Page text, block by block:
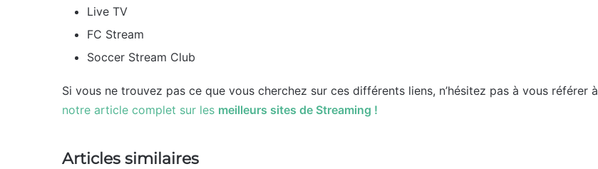
Live TV
FC Stream
Soccer Stream Club
Si vous ne trouvez pas ce que vous cherchez sur ces différents liens, n’hésitez pas à vous référer à
notre article complet sur les meilleurs sites de Streaming !
Articles similaires